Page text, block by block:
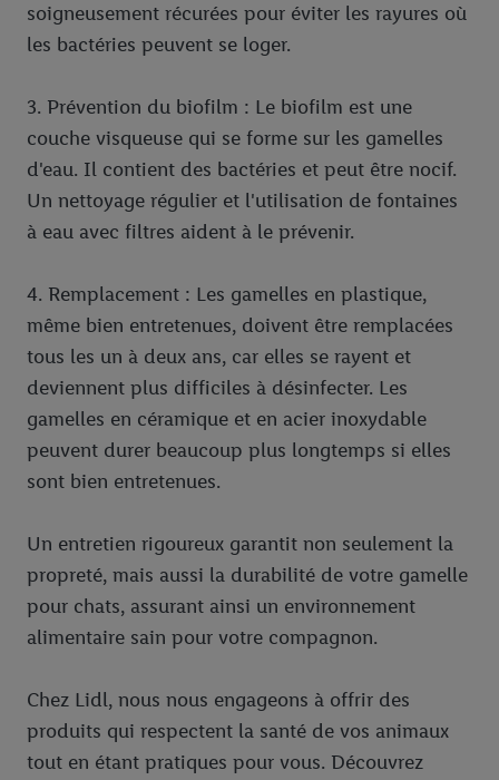
soigneusement récurées pour éviter les rayures où
les bactéries peuvent se loger.
3. Prévention du biofilm : Le biofilm est une
couche visqueuse qui se forme sur les gamelles
d'eau. Il contient des bactéries et peut être nocif.
Un nettoyage régulier et l'utilisation de fontaines
à eau avec filtres aident à le prévenir.
4. Remplacement : Les gamelles en plastique,
même bien entretenues, doivent être remplacées
tous les un à deux ans, car elles se rayent et
deviennent plus difficiles à désinfecter. Les
gamelles en céramique et en acier inoxydable
peuvent durer beaucoup plus longtemps si elles
sont bien entretenues.
Un entretien rigoureux garantit non seulement la
propreté, mais aussi la durabilité de votre gamelle
pour chats, assurant ainsi un environnement
alimentaire sain pour votre compagnon.
Chez Lidl, nous nous engageons à offrir des
produits qui respectent la santé de vos animaux
tout en étant pratiques pour vous. Découvrez